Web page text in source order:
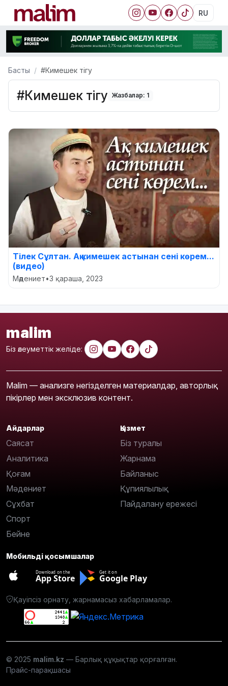
RU
Басты #Кимешек тігу
#Кимешек тігу Жазбалар: 1
Тілек Сұлтан. Ақ кимешек астынан сені көрем...
(видео)
Мәдениет•3 қараша, 2023
malim
Біз әлеуметтік желіде:
Malim — анализге негізделген материалдар, авторлық
пікірлер мен эксклюзив контент.
Айдарлар
Саясат
Аналитика
Қоғам
Мәдениет
Сұхбат
Спорт
Бейне
Қызмет
Біз туралы
Жарнама
Байланыс
Құпиялылық
Пайдалану ережесі
Мобильді қосымшалар
Download on the
App Store
Get it on
Google Play
Қауіпсіз орнату, жарнамасыз хабарламалар.
© 2025 malim.kz — Барлық құқықтар қорғалған.
Прайс-парақшасы